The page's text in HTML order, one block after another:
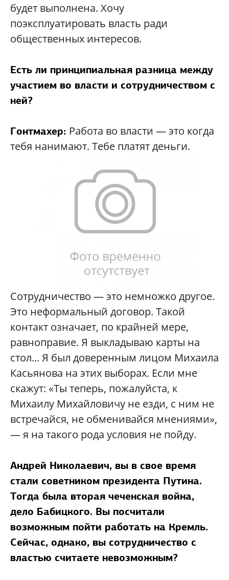
будет выполнена. Хочу
поэксплуатировать власть ради
общественных интересов.
Есть ли принципиальная разница между
участием во власти и сотрудничеством с
ней?
Гонтмахер: Работа во власти — это когда
тебя нанимают. Тебе платят деньги.
Сотрудничество — это немножко другое.
Это неформальный договор. Такой
контакт означает, по крайней мере,
равноправие. Я выкладываю карты на
стол... Я был доверенным лицом Михаила
Касьянова на этих выборах. Если мне
скажут: «Ты теперь, пожалуйста, к
Михаилу Михайловичу не езди, с ним не
встречайся, не обменивайся мнениями»,
— я на такого рода условия не пойду.
Андрей Николаевич, вы в свое время
стали советником президента Путина.
Тогда была вторая чеченская война,
дело Бабицкого. Вы посчитали
возможным пойти работать на Кремль.
Сейчас, однако, вы сотрудничество с
властью считаете невозможным?